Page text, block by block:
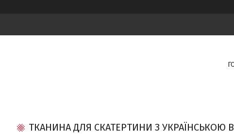
ТКАНИНА ДЛЯ СКАТЕРТИНИ З УКРАЇНСЬКОЮ